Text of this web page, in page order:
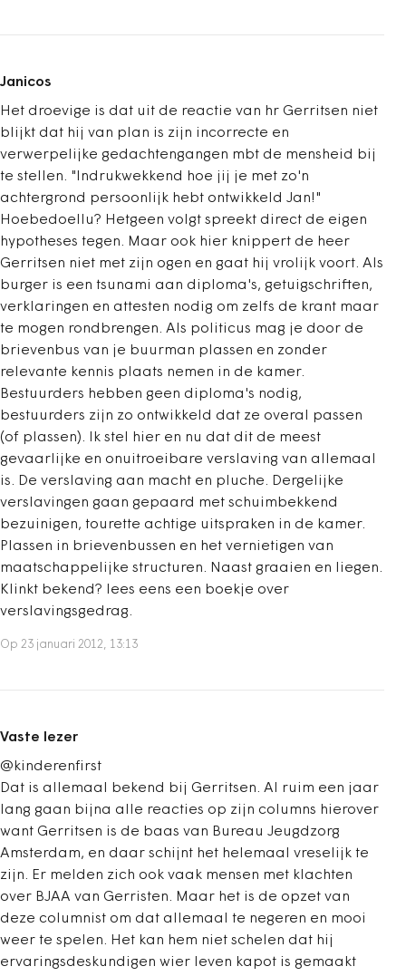
Janicos
Het droevige is dat uit de reactie van hr Gerritsen niet
blijkt dat hij van plan is zijn incorrecte en
verwerpelijke gedachtengangen mbt de mensheid bij
te stellen. "Indrukwekkend hoe jij je met zo'n
achtergrond persoonlijk hebt ontwikkeld Jan!"
Hoebedoellu? Hetgeen volgt spreekt direct de eigen
hypotheses tegen. Maar ook hier knippert de heer
Gerritsen niet met zijn ogen en gaat hij vrolijk voort. Als
burger is een tsunami aan diploma's, getuigschriften,
verklaringen en attesten nodig om zelfs de krant maar
te mogen rondbrengen. Als politicus mag je door de
brievenbus van je buurman plassen en zonder
relevante kennis plaats nemen in de kamer.
Bestuurders hebben geen diploma's nodig,
bestuurders zijn zo ontwikkeld dat ze overal passen
(of plassen). Ik stel hier en nu dat dit de meest
gevaarlijke en onuitroeibare verslaving van allemaal
is. De verslaving aan macht en pluche. Dergelijke
verslavingen gaan gepaard met schuimbekkend
bezuinigen, tourette achtige uitspraken in de kamer.
Plassen in brievenbussen en het vernietigen van
maatschappelijke structuren. Naast graaien en liegen.
Klinkt bekend? lees eens een boekje over
verslavingsgedrag.
Op 23 januari 2012, 13:13
Vaste lezer
@kinderenfirst
Dat is allemaal bekend bij Gerritsen. Al ruim een jaar
lang gaan bijna alle reacties op zijn columns hierover
want Gerritsen is de baas van Bureau Jeugdzorg
Amsterdam, en daar schijnt het helemaal vreselijk te
zijn. Er melden zich ook vaak mensen met klachten
over BJAA van Gerristen. Maar het is de opzet van
deze columnist om dat allemaal te negeren en mooi
weer te spelen. Het kan hem niet schelen dat hij
ervaringsdeskundigen wier leven kapot is gemaakt